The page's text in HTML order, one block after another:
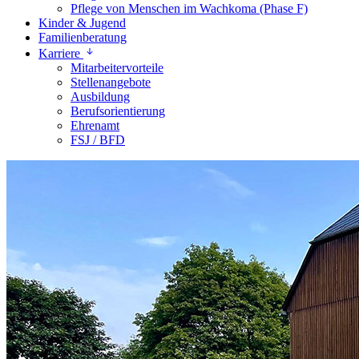
Pflege von Menschen im Wachkoma (Phase F)
Kinder & Jugend
Familienberatung
Karriere
Mitarbeitervorteile
Stellenangebote
Ausbildung
Berufsorientierung
Ehrenamt
FSJ / BFD